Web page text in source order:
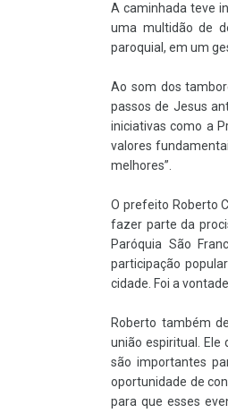
A caminhada teve
uma multidão de
paroquial, em um
Ao som dos
passos de Jesus
iniciativas como a
valores
melhores”.
O prefeito Roberto
fazer parte da
Paróquia São
participação
cidade. Foi a
Roberto também
união espiritual. Ele
são importantes
oportunidade de
para que esses